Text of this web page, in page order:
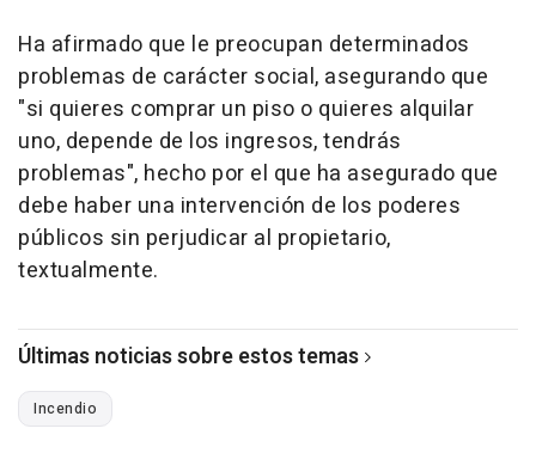
Ha afirmado que le preocupan determinados
problemas de carácter social, asegurando que
"si quieres comprar un piso o quieres alquilar
uno, depende de los ingresos, tendrás
problemas", hecho por el que ha asegurado que
debe haber una intervención de los poderes
públicos sin perjudicar al propietario,
textualmente.
Últimas noticias sobre estos temas
Incendio